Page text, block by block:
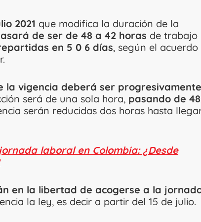
2021 que modifica la duración de la
de ser de 48 a 42 horas de trabajo
en 5 0 6 días, según el acuerdo
la vigencia deberá ser
será de una sola hora, pasando de
serán reducidas dos horas hasta
laboral en Colombia: ¿Desde
en la libertad de acogerse a la
la ley, es decir a partir del 15 de julio.